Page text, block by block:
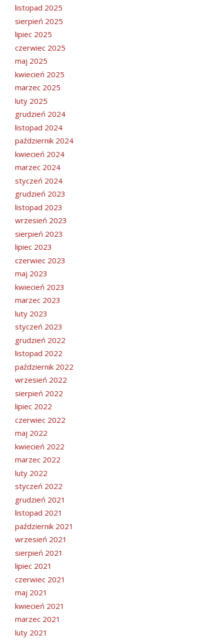
listopad 2025
sierpień 2025
lipiec 2025
czerwiec 2025
maj 2025
kwiecień 2025
marzec 2025
luty 2025
grudzień 2024
listopad 2024
październik 2024
kwiecień 2024
marzec 2024
styczeń 2024
grudzień 2023
listopad 2023
wrzesień 2023
sierpień 2023
lipiec 2023
czerwiec 2023
maj 2023
kwiecień 2023
marzec 2023
luty 2023
styczeń 2023
grudzień 2022
listopad 2022
październik 2022
wrzesień 2022
sierpień 2022
lipiec 2022
czerwiec 2022
maj 2022
kwiecień 2022
marzec 2022
luty 2022
styczeń 2022
grudzień 2021
listopad 2021
październik 2021
wrzesień 2021
sierpień 2021
lipiec 2021
czerwiec 2021
maj 2021
kwiecień 2021
marzec 2021
luty 2021